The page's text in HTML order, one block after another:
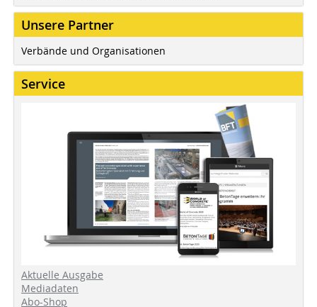
Unsere Partner
Verbände und Organisationen
Service
Aktuelle Ausgabe
Mediadaten
Abo-Shop